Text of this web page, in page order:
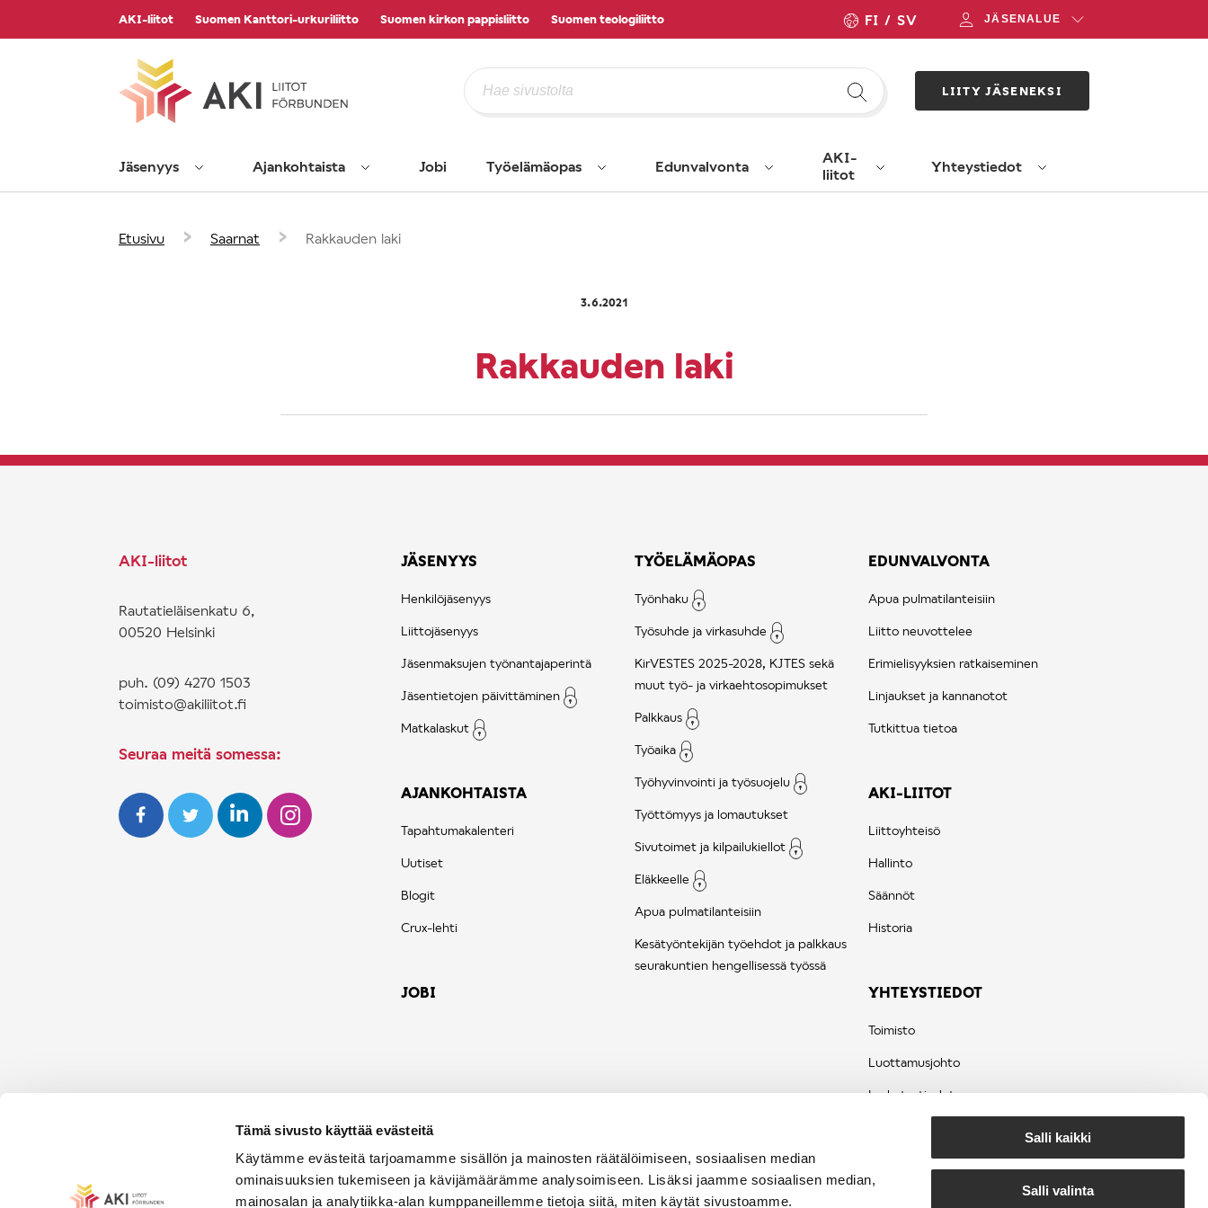
Tämä sivusto käyttää evästeitä
Käytämme evästeitä tarjoamamme sisällön ja mainosten räätälöimiseen, sosiaalisen median
ominaisuuksien tukemiseen ja kävijämäärämme analysoimiseen. Lisäksi jaamme sosiaalisen median,
mainosalan ja analytiikka-alan kumppaneillemme tietoja siitä, miten käytät sivustoamme.
Salli kaikki
Salli valinta
AKI-liitot Suomen Kanttori-urkuriliitto Suomen kirkon pappisliitto Suomen teologiliitto FI SV JÄSENALUE
LIITY JÄSENEKSI
Jäsenyys Ajankohtaista Jobi Työelämäopas Edunvalvonta
AKI-
liitot
Yhteystiedot
Etusivu › Saarnat › Rakkauden laki
3.6.2021
Rakkauden laki
AKI-liitot
Rautatieläisenkatu 6,
00520 Helsinki
puh. (09) 4270 1503
toimisto@akiliitot.fi
Seuraa meitä somessa:
JÄSENYYS
Henkilöjäsenyys
Liittojäsenyys
Jäsenmaksujen työnantajaperintä
Jäsentietojen päivittäminen
Matkalaskut
AJANKOHTAISTA
Tapahtumakalenteri
Uutiset
Blogit
Crux-lehti
JOBI
TYÖELÄMÄOPAS
Työnhaku
Työsuhde ja virkasuhde
KirVESTES 2025-2028, KJTES sekä
muut työ- ja virkaehtosopimukset
Palkkaus
Työaika
Työhyvinvointi ja työsuojelu
Työttömyys ja lomautukset
Sivutoimet ja kilpailukiellot
Eläkkeelle
Apua pulmatilanteisiin
Kesätyöntekijän työehdot ja palkkaus
seurakuntien hengellisessä työssä
EDUNVALVONTA
Apua pulmatilanteisiin
Liitto neuvottelee
Erimielisyyksien ratkaiseminen
Linjaukset ja kannanotot
Tutkittua tietoa
AKI-LIITOT
Liittoyhteisö
Hallinto
Säännöt
Historia
YHTEYSTIEDOT
Toimisto
Luottamusjohto
Laskutustiedot